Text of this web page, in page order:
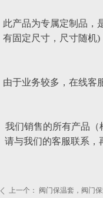
ꄴ 上一个： 阀门保温套，阀门
此产品为专属定制品，
有固定尺寸，尺寸随机
由于业务较多，在线客
我们销售的所有产品（
请与我们的客服联系，